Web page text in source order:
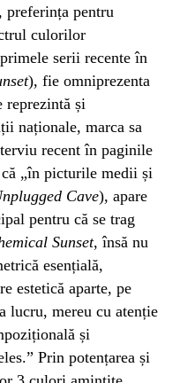
preferința pentru
culorilor
serii recente în
), fie omniprezenta
reprezintă și
naționale, marca sa
recent în paginile
„în picturile medii și
Cave), apare
pentru că se trag
Sunset, însă nu
esențială,
estetică aparte, pe
lucru, mereu cu atenție
și
Prin potențarea și